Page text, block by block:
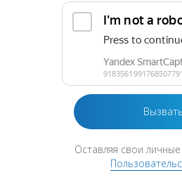
Оставляя свои